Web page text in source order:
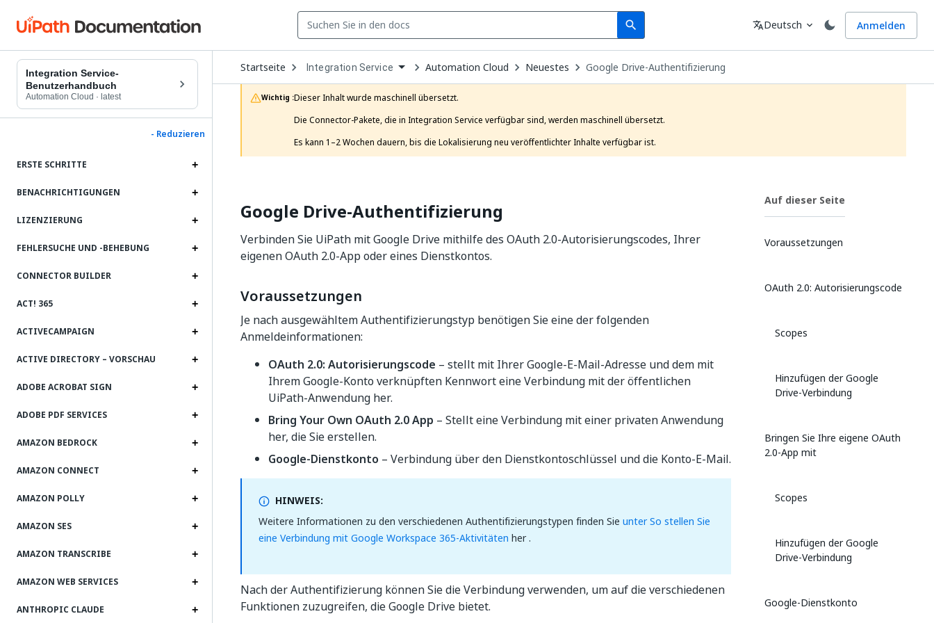
search
Search Sprache
translateDeutsch expand_more Anmelden
Integration Service-
Benutzerhandbuch
Automation Cloud · latest
- Reduzieren
ERSTE SCHRITTE
BENACHRICHTIGUNGEN
LIZENZIERUNG
FEHLERSUCHE UND ‑BEHEBUNG
CONNECTOR BUILDER
ACT! 365
ACTIVECAMPAIGN
ACTIVE DIRECTORY – VORSCHAU
ADOBE ACROBAT SIGN
ADOBE PDF SERVICES
AMAZON BEDROCK
AMAZON CONNECT
AMAZON POLLY
AMAZON SES
AMAZON TRANSCRIBE
AMAZON WEB SERVICES
ANTHROPIC CLAUDE
Startseite Open
Dropdown
to
choose
product
Integration Service Automation Cloud Neuestes Google Drive-Authentifizierung
Wichtig :Dieser Inhalt wurde maschinell übersetzt.
Die Connector-Pakete, die in Integration Service verfügbar sind, werden maschinell übersetzt.
Es kann 1–2 Wochen dauern, bis die Lokalisierung neu veröffentlichter Inhalte verfügbar ist.
Google Drive-Authentifizierung
Verbinden Sie UiPath mit Google Drive mithilfe des OAuth 2.0-Autorisierungscodes, Ihrer
eigenen OAuth 2.0-App oder eines Dienstkontos.
Voraussetzungen
Je nach ausgewähltem Authentifizierungstyp benötigen Sie eine der folgenden
Anmeldeinformationen:
OAuth 2.0: Autorisierungscode – stellt mit Ihrer Google-E-Mail-Adresse und dem mit
Ihrem Google-Konto verknüpften Kennwort eine Verbindung mit der öffentlichen
UiPath-Anwendung her.
Bring Your Own OAuth 2.0 App – Stellt eine Verbindung mit einer privaten Anwendung
her, die Sie erstellen.
Google-Dienstkonto – Verbindung über den Dienstkontoschlüssel und die Konto-E-Mail.
HINWEIS:
Weitere Informationen zu den verschiedenen Authentifizierungstypen finden Sie unter So stellen Sie
eine Verbindung mit Google Workspace 365-Aktivitäten her .
Nach der Authentifizierung können Sie die Verbindung verwenden, um auf die verschiedenen
Funktionen zuzugreifen, die Google Drive bietet.
Auf dieser Seite
Voraussetzungen
OAuth 2.0: Autorisierungscode
Scopes
Hinzufügen der Google
Drive-Verbindung
Bringen Sie Ihre eigene OAuth
2.0-App mit
Scopes
Hinzufügen der Google
Drive-Verbindung
Google-Dienstkonto